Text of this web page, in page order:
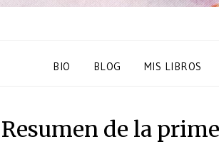
BIO BLOG MIS LIBROS
Resumen de la